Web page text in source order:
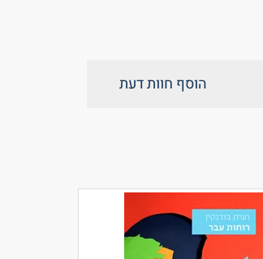
הוסף חוות דעת